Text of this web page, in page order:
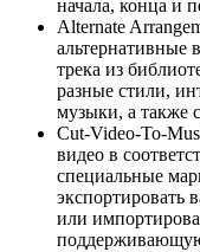
начала, конца и
Alternate
альтернативные
трека из
разные стили,
музыки, а также
Cut-Video-To-
видео в
специальные
экспортировать
или